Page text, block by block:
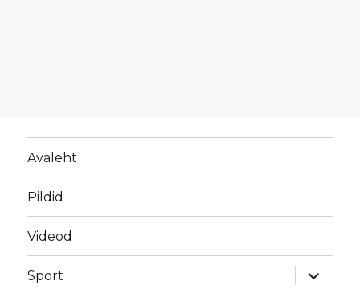
Avaleht
Pildid
Videod
Sport
laienda